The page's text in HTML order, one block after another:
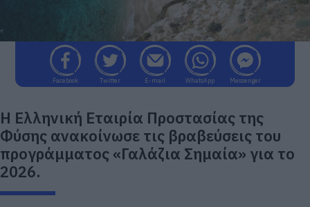
Facebook Twitter E-mail WhatsApp Messenger
Η Ελληνική Εταιρία Προστασίας της
Φύσης ανακοίνωσε τις βραβεύσεις του
προγράμματος «Γαλάζια Σημαία» για το
2026.